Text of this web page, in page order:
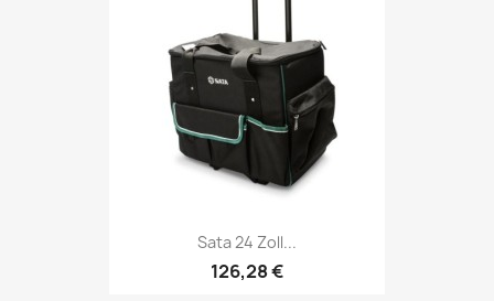
Sata 24 Zoll...
126,28 €